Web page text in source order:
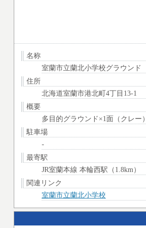
名称
室蘭市立蘭北小学校グラウンド
住所
北海道室蘭市港北町4丁目13-1
概要
多目的グラウンド×1面（クレー）
駐車場
-
最寄駅
JR室蘭本線 本輪西駅（1.8km）
関連リンク
室蘭市立蘭北小学校